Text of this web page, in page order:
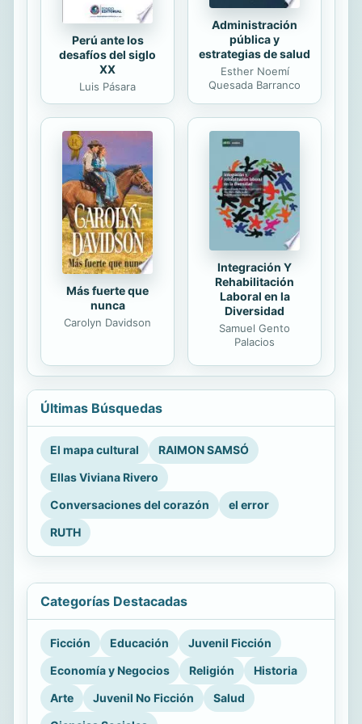
Perú ante los
desafíos del siglo
XX
Luis Pásara
Administración
pública y
estrategias de salud
Esther Noemí
Quesada Barranco
Más fuerte que
nunca
Carolyn Davidson
Integración Y
Rehabilitación
Laboral en la
Diversidad
Samuel Gento
Palacios
Últimas Búsquedas
El mapa cultural
RAIMON SAMSÓ
Ellas Viviana Rivero
Conversaciones del corazón
el error
RUTH
Categorías Destacadas
Ficción Educación
Juvenil Ficción
Economía y Negocios
Religión
Historia
Arte
Juvenil No Ficción
Salud